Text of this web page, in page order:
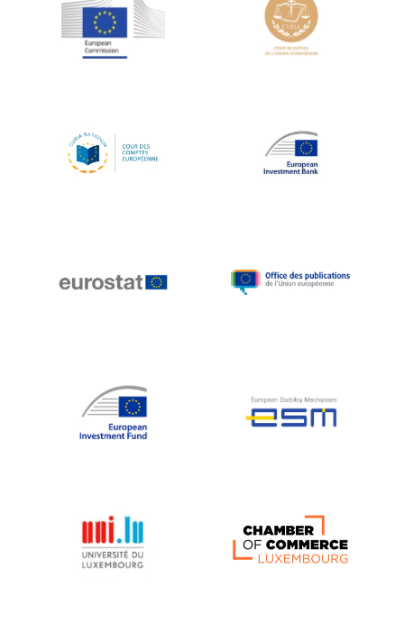
Jean-Louis Schiltz
Jean-Victor Louis
Johnny Åkerholm
Katharien L.C. Hunt
Klaus-Heiner Lehne
Koen LENAERTS
Lars Heikensten
Lucas Papademos
Máire Geoghegan-Quinn